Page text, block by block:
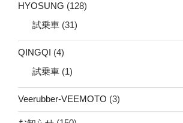
HYOSUNG (128)
試乗車 (31)
QINGQI (4)
試乗車 (1)
Veerubber-VEEMOTO (3)